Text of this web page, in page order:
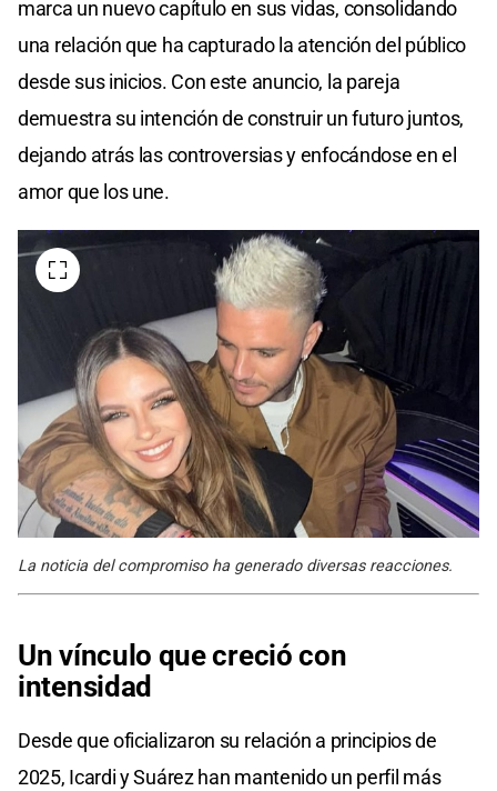
marca un nuevo capítulo en sus vidas, consolidando
una relación que ha capturado la atención del público
desde sus inicios. Con este anuncio, la pareja
demuestra su intención de construir un futuro juntos,
dejando atrás las controversias y enfocándose en el
amor que los une.
La noticia del compromiso ha generado diversas reacciones.
Un vínculo que creció con
intensidad
Desde que oficializaron su relación a principios de
2025, Icardi y Suárez han mantenido un perfil más